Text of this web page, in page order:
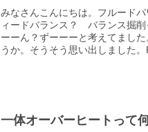
みなさんこんにちは。フルード
ィードバランス？ バランス掘削
ーーん？ずーーーと考えてまし
うか。そうそう思い出しました
一体オーバーヒートって